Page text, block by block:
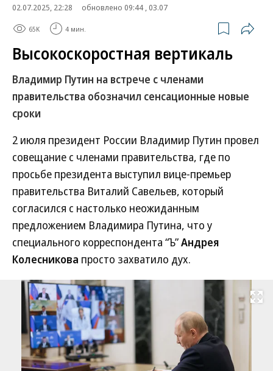
02.07.2025, 22:28
обновлено 09:44 , 03.07
65K 4 мин.
Высокоскоростная вертикаль
Владимир Путин на встрече с членами
правительства обозначил сенсационные новые
сроки
2 июля президент России Владимир Путин провел
совещание с членами правительства, где по
просьбе президента выступил вице-премьер
правительства Виталий Савельев, который
согласился с настолько неожиданным
предложением Владимира Путина, что у
специального корреспондента “Ъ”Андрея
Колесникова просто захватило дух.
Развернуть